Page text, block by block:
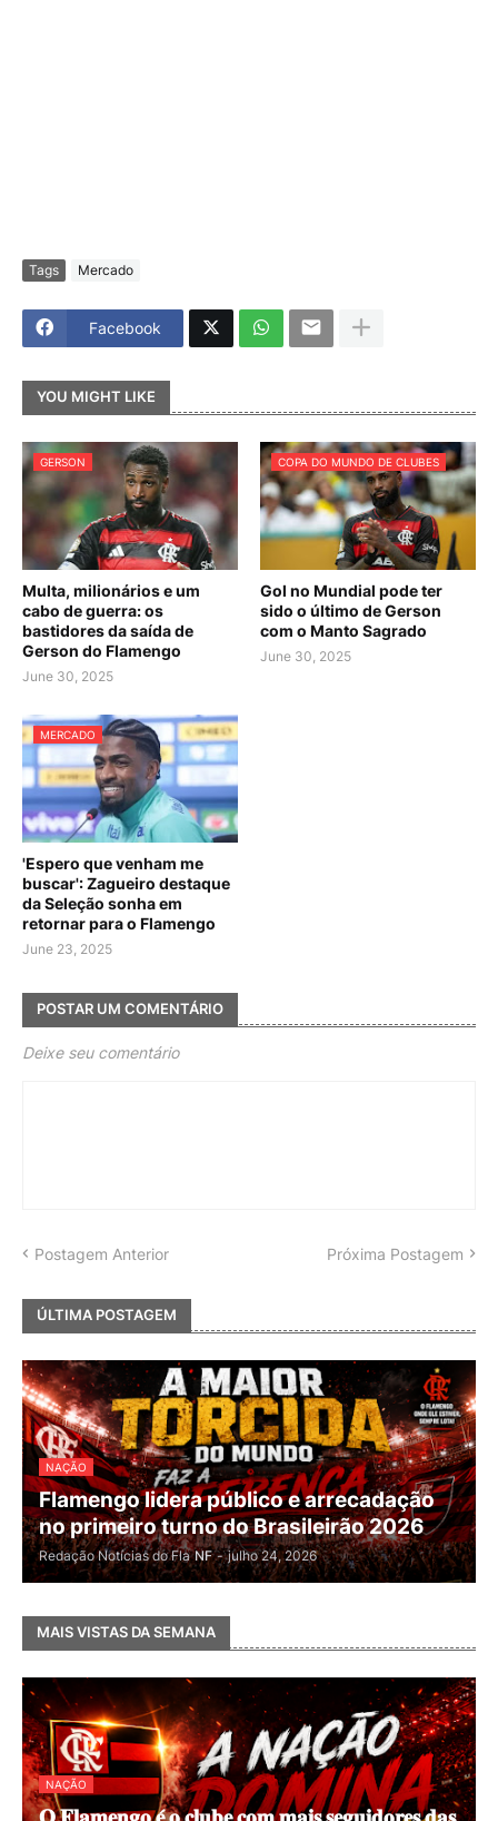
Tags Mercado
Facebook
YOU MIGHT LIKE
GERSON
Multa, milionários e um
cabo de guerra: os
bastidores da saída de
Gerson do Flamengo
June 30, 2025
COPA DO MUNDO DE CLUBES
Gol no Mundial pode ter
sido o último de Gerson
com o Manto Sagrado
June 30, 2025
MERCADO
'Espero que venham me
buscar': Zagueiro destaque
da Seleção sonha em
retornar para o Flamengo
June 23, 2025
POSTAR UM COMENTÁRIO
Deixe seu comentário
Postagem Anterior Próxima Postagem
ÚLTIMA POSTAGEM
NAÇÃO
Flamengo lidera público e arrecadação
no primeiro turno do Brasileirão 2026
Redação Notícias do Fla NF - julho 24, 2026
MAIS VISTAS DA SEMANA
NAÇÃO